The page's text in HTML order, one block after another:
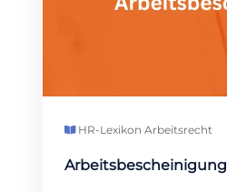
HR-Lexikon·Arbeitsrecht
Arbeitsbescheinigung